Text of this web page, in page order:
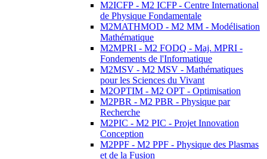
M2ICFP - M2 ICFP - Centre International
de Physique Fondamentale
M2MATHMOD - M2 MM - Modélisation
Mathématique
M2MPRI - M2 FODQ - Maj. MPRI -
Fondements de l'Informatique
M2MSV - M2 MSV - Mathématiques
pour les Sciences du Vivant
M2OPTIM - M2 OPT - Optimisation
M2PBR - M2 PBR - Physique par
Recherche
M2PIC - M2 PIC - Projet Innovation
Conception
M2PPF - M2 PPF - Physique des Plasmas
et de la Fusion